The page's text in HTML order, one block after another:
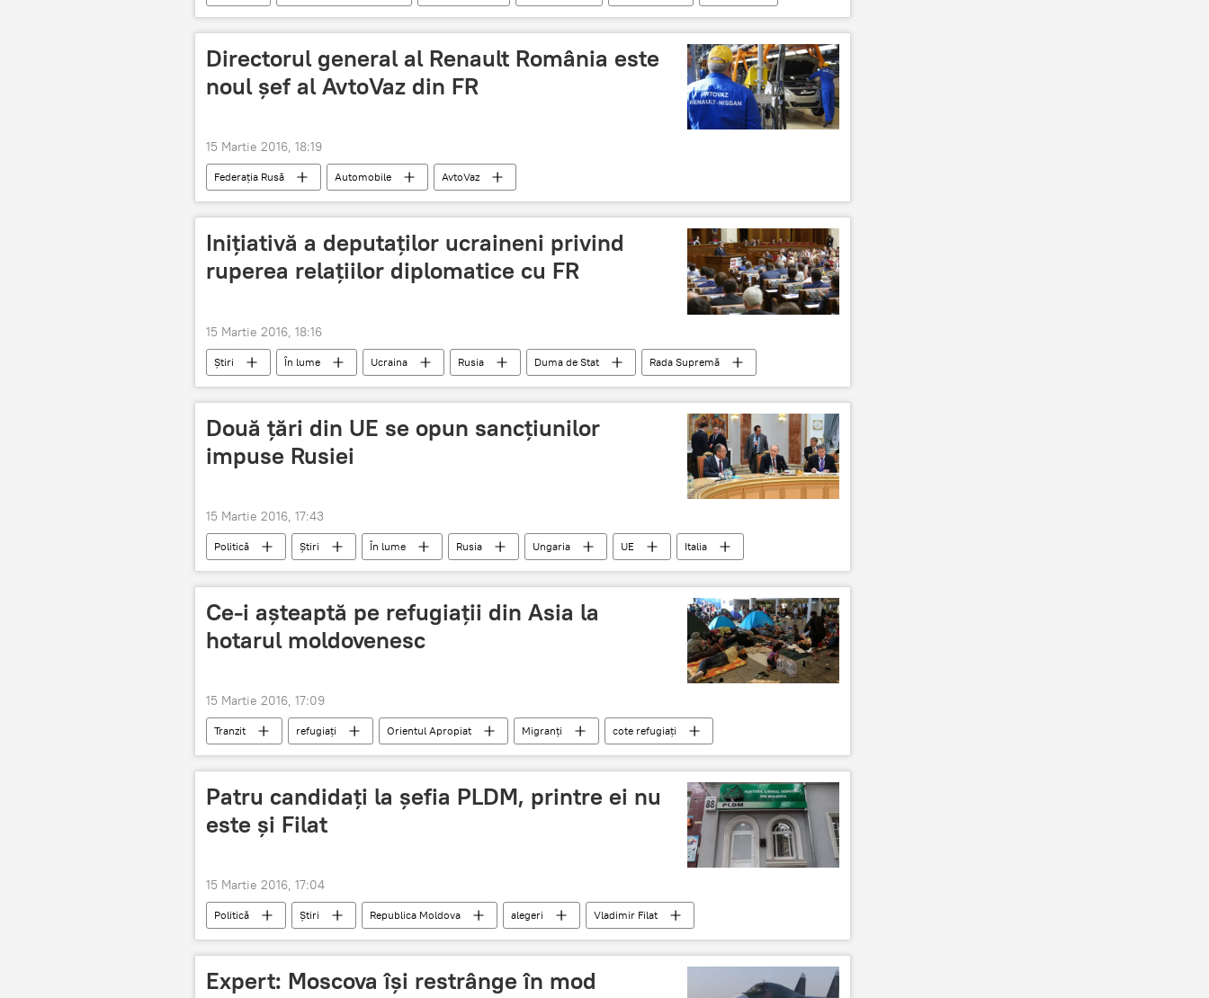
Ciocana
Directorul general al Renault România este
noul șef al AvtoVaz din FR
15 Martie 2016, 18:19
Federaţia Rusă Automobile AvtoVaz
Inițiativă a deputaților ucraineni privind
ruperea relațiilor diplomatice cu FR
15 Martie 2016, 18:16
Știri În lume Ucraina Rusia Duma de Stat
Rada Supremă
relații diplomatice
rupere proiect de hotărâre
Două ţări din UE se opun sancţiunilor
impuse Rusiei
15 Martie 2016, 17:43
Politică Știri În lume Rusia Ungaria UE
Italia
Moscova
Roma Budapesta
Ce-i așteaptă pe refugiații din Asia la
hotarul moldovenesc
15 Martie 2016, 17:09
Tranzit refugiați Orientul Apropiat Migranți cote refugiați
Patru candidaţi la şefia PLDM, printre ei nu
este şi Filat
15 Martie 2016, 17:04
Politică Știri Republica Moldova alegeri
Vladimir Filat
preşedinte
PLDM congres
Expert: Moscova își restrânge în mod